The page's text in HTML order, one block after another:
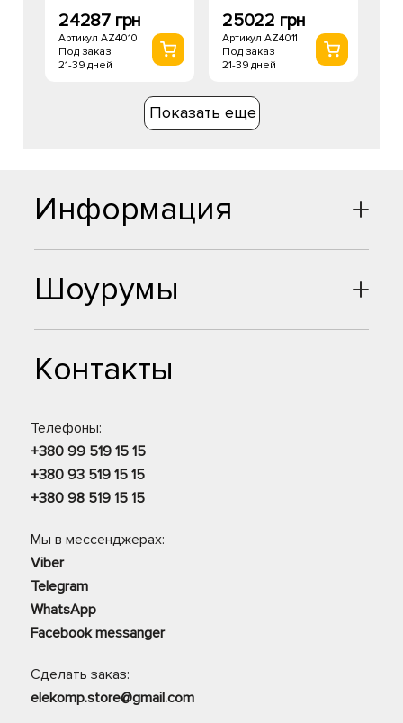
24287 грн
Артикул AZ4010
Под заказ
21-39 дней
25022 грн
Артикул AZ4011
Под заказ
21-39 дней
Показать еще
Шоурумы
Контакты
Телефоны:
+380 99 519 15 15
+380 93 519 15 15
+380 98 519 15 15
Мы в мессенджерах:
Viber
Telegram
WhatsApp
Facebook messanger
Сделать заказ:
elekomp.store@gmail.com
Информация